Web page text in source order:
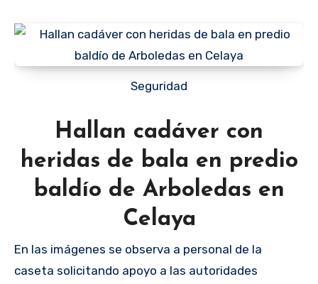
Seguridad
Hallan cadáver con
heridas de bala en predio
baldío de Arboledas en
Celaya
En las imágenes se observa a personal de la
caseta solicitando apoyo a las autoridades